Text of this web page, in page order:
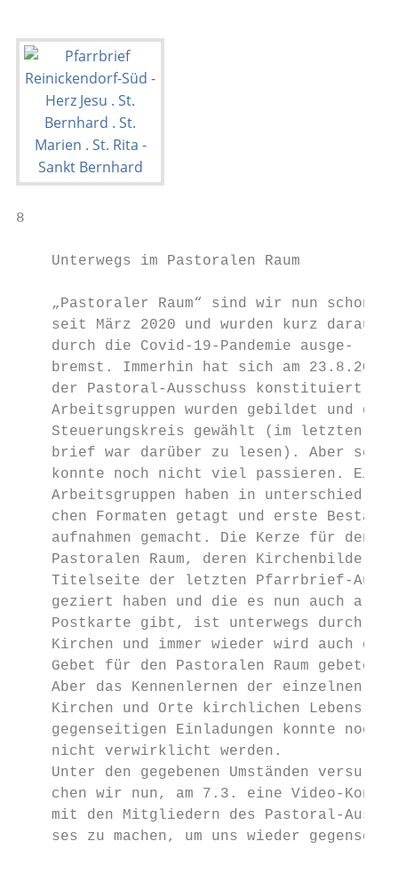
8
    Unterwegs im Pastoralen Raum
„Pastoraler Raum“ sind wir nun schon
seit März 2020 und wurden kurz darauf
durch die Covid-19-Pandemie ausge-
bremst. Immerhin hat sich am
der Pastoral-Ausschuss konstituiert,
Arbeitsgruppen wurden gebildet und
Steuerungskreis gewählt (im letzten
brief war darüber zu lesen). Aber
konnte noch nicht viel passieren.
Arbeitsgruppen haben in
chen Formaten getagt und erste
aufnahmen gemacht. Die Kerze für den
Pastoralen Raum, deren Kirchenbilder
Titelseite der letzten Pfarrbrief-
geziert haben und die es nun auch als
Postkarte gibt, ist unterwegs durch
Kirchen und immer wieder wird auch
Gebet für den Pastoralen Raum
Aber das Kennenlernen der einzelnen
Kirchen und Orte kirchlichen Lebens
gegenseitigen Einladungen konnte noch
    nicht verwirklicht werden.
Unter den gegebenen Umständen versu-
chen wir nun, am 7.3. eine Video-
mit den Mitgliedern des Pastoral-
    ses zu machen, um uns wieder gegensei-